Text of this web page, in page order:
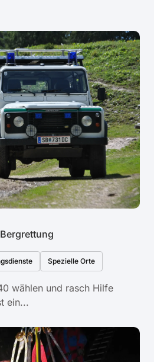
Spezielle Orte
wählen und rasch Hilfe
ein...